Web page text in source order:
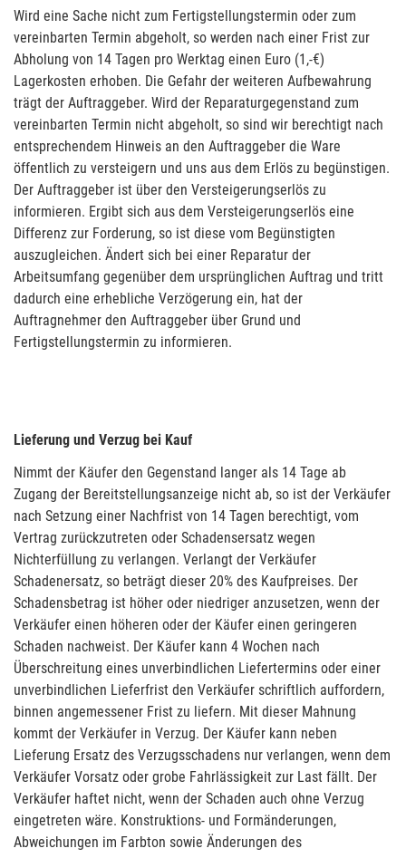
Wird eine Sache nicht zum Fertigstellungstermin oder zum
vereinbarten Termin abgeholt, so werden nach einer Frist zur
Abholung von 14 Tagen pro Werktag einen Euro (1,-€)
Lagerkosten erhoben. Die Gefahr der weiteren Aufbewahrung
trägt der Auftraggeber. Wird der Reparaturgegenstand zum
vereinbarten Termin nicht abgeholt, so sind wir berechtigt nach
entsprechendem Hinweis an den Auftraggeber die Ware
öffentlich zu versteigern und uns aus dem Erlös zu begünstigen.
Der Auftraggeber ist über den Versteigerungserlös zu
informieren. Ergibt sich aus dem Versteigerungserlös eine
Differenz zur Forderung, so ist diese vom Begünstigten
auszugleichen. Ändert sich bei einer Reparatur der
Arbeitsumfang gegenüber dem ursprünglichen Auftrag und tritt
dadurch eine erhebliche Verzögerung ein, hat der
Auftragnehmer den Auftraggeber über Grund und
Fertigstellungstermin zu informieren.
Lieferung und Verzug bei Kauf
Nimmt der Käufer den Gegenstand langer als 14 Tage ab
Zugang der Bereitstellungsanzeige nicht ab, so ist der Verkäufer
nach Setzung einer Nachfrist von 14 Tagen berechtigt, vom
Vertrag zurückzutreten oder Schadensersatz wegen
Nichterfüllung zu verlangen. Verlangt der Verkäufer
Schadenersatz, so beträgt dieser 20% des Kaufpreises. Der
Schadensbetrag ist höher oder niedriger anzusetzen, wenn der
Verkäufer einen höheren oder der Käufer einen geringeren
Schaden nachweist. Der Käufer kann 4 Wochen nach
Überschreitung eines unverbindlichen Liefertermins oder einer
unverbindlichen Lieferfrist den Verkäufer schriftlich auffordern,
binnen angemessener Frist zu liefern. Mit dieser Mahnung
kommt der Verkäufer in Verzug. Der Käufer kann neben
Lieferung Ersatz des Verzugsschadens nur verlangen, wenn dem
Verkäufer Vorsatz oder grobe Fahrlässigkeit zur Last fällt. Der
Verkäufer haftet nicht, wenn der Schaden auch ohne Verzug
eingetreten wäre. Konstruktions- und Formänderungen,
Abweichungen im Farbton sowie Änderungen des